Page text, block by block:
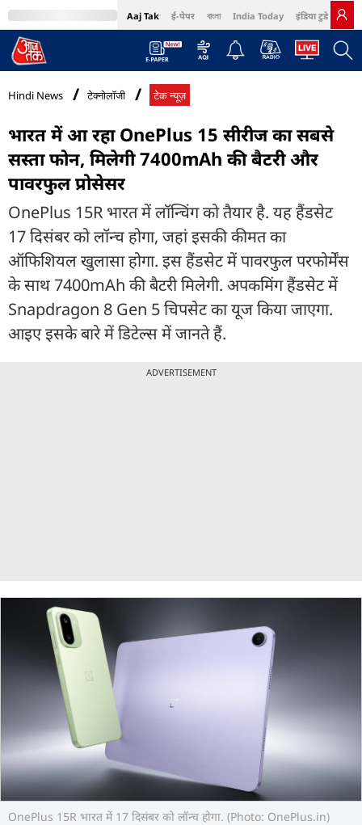
Aaj Tak ई-पेपर বাংলা India Today इंडिया टुडे हिंदी
MumbaiTak Cosmopolitan Harper's Bazaar Northeast
Hindi News टेक्नोलॉजी टेक न्यूज़
भारत में आ रहा OnePlus 15 सीरीज का सबसे
सस्ता फोन, मिलेगी 7400mAh की बैटरी और
पावरफुल प्रोसेसर
OnePlus 15R भारत में लॉन्चिंग को तैयार है. यह हैंडसेट
17 दिसंबर को लॉन्च होगा, जहां इसकी कीमत का
ऑफिशियल खुलासा होगा. इस हैंडसेट में पावरफुल परफोर्मेंस
के साथ 7400mAh की बैटरी मिलेगी. अपकमिंग हैंडसेट में
Snapdragon 8 Gen 5 चिपसेट का यूज किया जाएगा.
आइए इसके बारे में डिटेल्स में जानते हैं.
ADVERTISEMENT
OnePlus 15R भारत में 17 दिसंबर को लॉन्च होगा. (Photo: OnePlus.in)